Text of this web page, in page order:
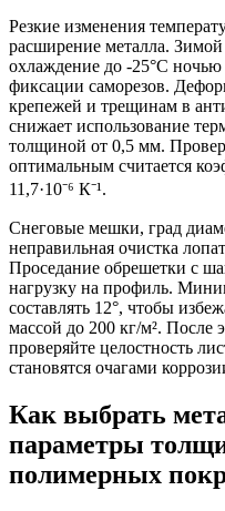
Резкие изменения
расширение металла.
охлаждение до -25°C
фиксации саморезов.
крепежей и трещинам в
снижает использование
толщиной от 0,5 мм.
оптимальным считается
11,7·10⁻⁶ К⁻¹.
Снеговые мешки, град
неправильная очистка
Проседание обрешетки с
нагрузку на профиль.
составлять 12°, чтобы
массой до 200 кг/м². После
проверяйте целостность
становятся очагами
Как выбрать
параметры
полимерных